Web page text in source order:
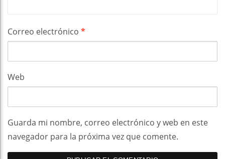
Correo electrónico *
Web
Guarda mi nombre, correo electrónico y web en este
navegador para la próxima vez que comente.